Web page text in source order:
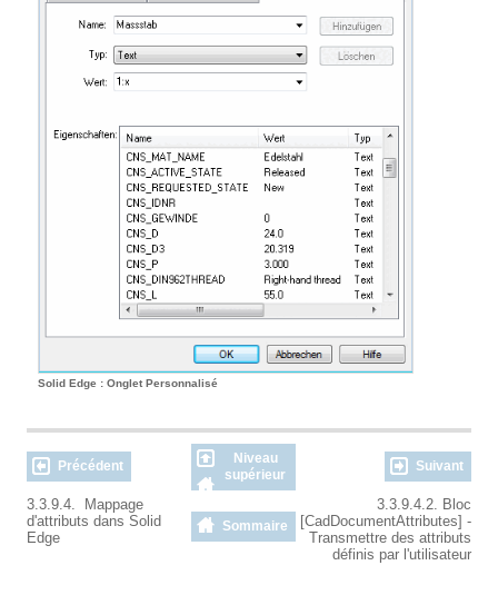
Solid Edge : Onglet Personnalisé
Précédent
Niveau
supérieur
Suivant
3.3.9.4. Mappage
d'attributs dans Solid
Edge
Sommaire
3.3.9.4.2. Bloc
[CadDocumentAttributes] -
Transmettre des attributs
définis par l'utilisateur